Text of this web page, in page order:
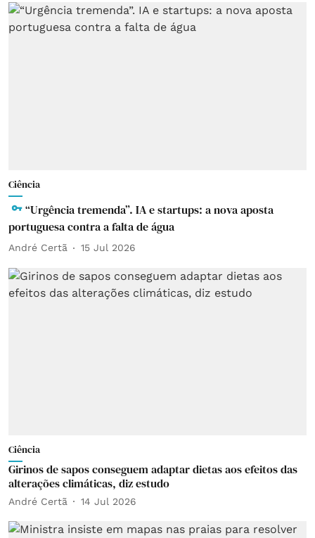
Ciência
“Urgência tremenda”. IA e startups: a nova aposta
portuguesa contra a falta de água
André Certã 15 Jul 2026
Ciência
Girinos de sapos conseguem adaptar dietas aos efeitos das
alterações climáticas, diz estudo
André Certã 14 Jul 2026